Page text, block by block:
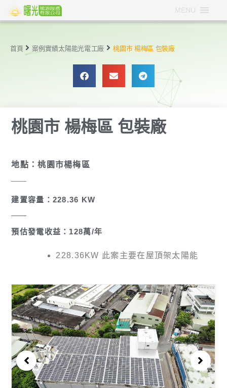
MENU
首頁 案例實績太陽能光電 工廠 桃園市 楊梅區 包裝廠
桃園市 楊梅區 包裝廠
地點：桃園市楊梅區
建置容量：228.36 KW
預估發電收益：128萬/年
228.36KW 此案主要在屋頂架太陽能